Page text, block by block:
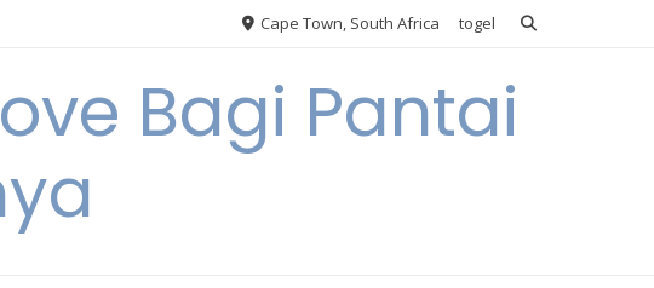
Cape Town, South Africa togel
Bagi Pantai